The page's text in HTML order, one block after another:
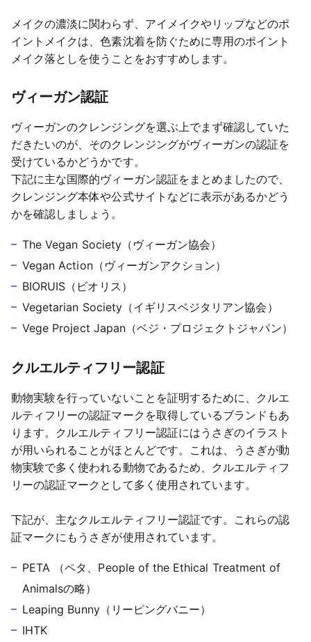
メイクの濃淡に関わらず、アイメイクやリップなどのポ
イントメイクは、色素沈着を防ぐために専用のポイント
メイク落としを使うことをおすすめします。
ヴィーガン認証
ヴィーガンのクレンジングを選ぶ上でまず確認していた
だきたいのが、そのクレンジングがヴィーガンの認証を
受けているかどうかです。
下記に主な国際的ヴィーガン認証をまとめましたので、
クレンジング本体や公式サイトなどに表示があるかどう
かを確認しましょう。
The Vegan Society（ヴィーガン協会）
Vegan Action（ヴィーガンアクション）
BIORUIS（ビオリス）
Vegetarian Society（イギリスベジタリアン協会）
Vege Project Japan（ベジ・プロジェクトジャパン）
クルエルティフリー認証
動物実験を行っていないことを証明するために、クルエ
ルティフリーの認証マークを取得しているブランドもあ
ります。クルエルティフリー認証にはうさぎのイラスト
が用いられることがほとんどです。これは、うさぎが動
物実験で多く使われる動物であるため、クルエルティフ
リーの認証マークとして多く使用されています。
下記が、主なクルエルティフリー認証です。これらの認
証マークにもうさぎが使用されています。
PETA （ペタ、People of the Ethical Treatment of
Animalsの略）
Leaping Bunny（リーピングバニー）
IHTK